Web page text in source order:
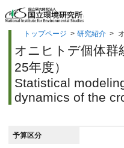
トップページ > 研究紹介 >
オニヒトデ個体群
25年度）
Statistical
dynamics of the
予算区分